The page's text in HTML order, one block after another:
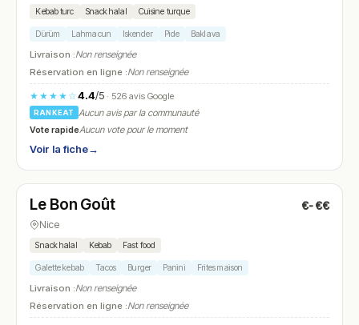
Kebab turc Snack halal Cuisine turque
Dürüm Lahmacun Iskender Pide Baklava
Livraison :Non renseignée
Réservation en ligne :Non renseignée
★★★★☆4.4/5· 526 avis Google
RANKEAT
Aucun avis par la communauté
Vote rapideAucun vote pour le moment
Voir la fiche→
N° 7
Le Bon Goût €-€€
Nice
Snack halal Kebab Fast food
Galette kebab Tacos Burger Panini Frites maison
Livraison :Non renseignée
Réservation en ligne :Non renseignée